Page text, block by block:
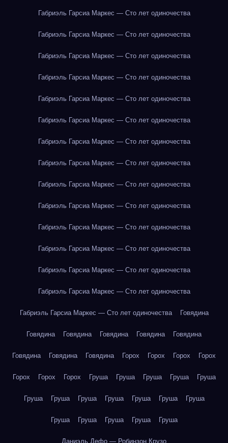
Габриэль Гарсиа Маркес — Сто лет одиночества
Габриэль Гарсиа Маркес — Сто лет одиночества
Габриэль Гарсиа Маркес — Сто лет одиночества
Габриэль Гарсиа Маркес — Сто лет одиночества
Габриэль Гарсиа Маркес — Сто лет одиночества
Габриэль Гарсиа Маркес — Сто лет одиночества
Габриэль Гарсиа Маркес — Сто лет одиночества
Габриэль Гарсиа Маркес — Сто лет одиночества
Габриэль Гарсиа Маркес — Сто лет одиночества
Габриэль Гарсиа Маркес — Сто лет одиночества
Габриэль Гарсиа Маркес — Сто лет одиночества
Габриэль Гарсиа Маркес — Сто лет одиночества
Габриэль Гарсиа Маркес — Сто лет одиночества
Габриэль Гарсиа Маркес — Сто лет одиночества
Габриэль Гарсиа Маркес — Сто лет одиночества Говядина
Говядина Говядина Говядина Говядина Говядина
Говядина Говядина Говядина Горох Горох Горох Горох
Горох Горох Горох Груша Груша Груша Груша Груша
Груша Груша Груша Груша Груша Груша Груша
Груша Груша Груша Груша Груша
Даниэль Дефо — Робинзон Крузо